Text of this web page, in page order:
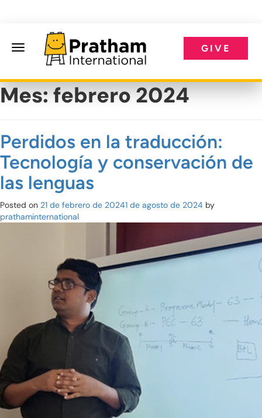
Pratham International
GIVE
Mes:febrero 2024
Perdidos en la traducción:
Tecnología y conservación de
las lenguas
Posted on 21 de febrero de 20241 de agosto de 2024 by
prathaminternational